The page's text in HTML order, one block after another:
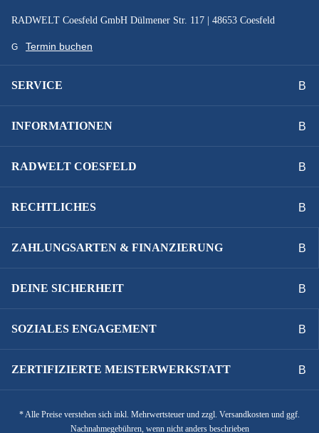
RADWELT Coesfeld GmbH Dülmener Str. 117 | 48653 Coesfeld
Termin buchen
SERVICE
INFORMATIONEN
RADWELT COESFELD
RECHTLICHES
ZAHLUNGSARTEN & FINANZIERUNG
DEINE SICHERHEIT
SOZIALES ENGAGEMENT
ZERTIFIZIERTE MEISTERWERKSTATT
* Alle Preise verstehen sich inkl. Mehrwertsteuer und zzgl. Versandkosten und ggf.
Nachnahmegebühren, wenn nicht anders beschrieben